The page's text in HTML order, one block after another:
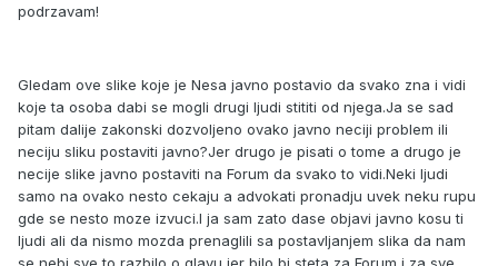
podrzavam!
Gledam ove slike koje je Nesa javno postavio da svako zna i vidi
koje ta osoba dabi se mogli drugi ljudi stititi od njega.Ja se sad
pitam dalije zakonski dozvoljeno ovako javno neciji problem ili
neciju sliku postaviti javno?Jer drugo je pisati o tome a drugo je
necije slike javno postaviti na Forum da svako to vidi.Neki ljudi
samo na ovako nesto cekaju a advokati pronadju uvek neku rupu
gde se nesto moze izvuci.I ja sam zato dase objavi javno kosu ti
ljudi ali da nismo mozda prenaglili sa postavljanjem slika da nam